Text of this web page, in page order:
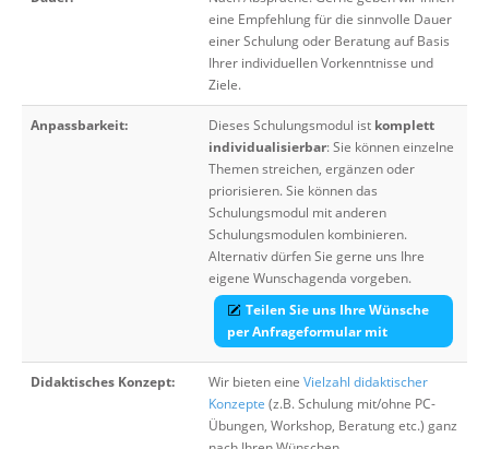
eine Empfehlung für die sinnvolle Dauer
einer Schulung oder Beratung auf Basis
Ihrer individuellen Vorkenntnisse und
Ziele.
Anpassbarkeit: Dieses Schulungsmodul ist komplett
individualisierbar: Sie können einzelne
Themen streichen, ergänzen oder
priorisieren. Sie können das
Schulungsmodul mit anderen
Schulungsmodulen kombinieren.
Alternativ dürfen Sie gerne uns Ihre
eigene Wunschagenda vorgeben.
Teilen Sie uns Ihre Wünsche
per Anfrageformular mit
Didaktisches Konzept: Wir bieten eine Vielzahl didaktischer
Konzepte (z.B. Schulung mit/ohne PC-
Übungen, Workshop, Beratung etc.) ganz